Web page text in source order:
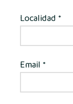
Localidad *
Email *